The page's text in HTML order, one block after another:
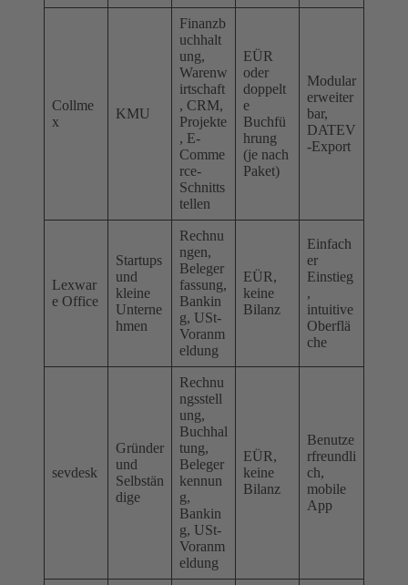
Collme
x
KMU
Finanzb
uchhalt
ung,
Warenw
irtschaft
, CRM,
Projekte
, E-
Comme
rce-
Schnitts
tellen
EÜR
oder
doppelt
e
Buchfü
hrung
(je nach
Paket)
Modular
erweiter
bar,
DATEV
-Export
Lexwar
e Office
Startups
und
kleine
Unterne
hmen
Rechnu
ngen,
Beleger
fassung,
Bankin
g, USt-
Voranm
eldung
EÜR,
keine
Bilanz
Einfach
er
Einstieg
,
intuitive
Oberflä
che
sevdesk
Gründer
und
Selbstän
dige
Rechnu
ngsstell
ung,
Buchhal
tung,
Beleger
kennun
g,
Bankin
g, USt-
Voranm
eldung
EÜR,
keine
Bilanz
Benutze
rfreundli
ch,
mobile
App